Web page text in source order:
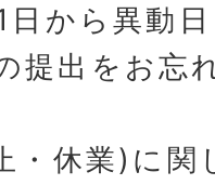
から異動
提出をお忘
・休業)に関